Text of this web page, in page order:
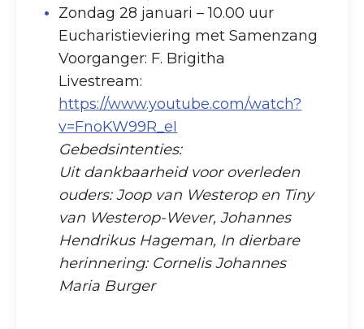
Zondag 28 januari – 10.00 uur
Eucharistieviering met Samenzang
Voorganger: F. Brigitha
Livestream:
https://www.youtube.com/watch?
v=FnoKW99R_eI
Gebedsintenties:
Uit dankbaarheid voor overleden
ouders: Joop van Westerop en Tiny
van Westerop-Wever, Johannes
Hendrikus Hageman, In dierbare
herinnering: Cornelis Johannes
Maria Burger